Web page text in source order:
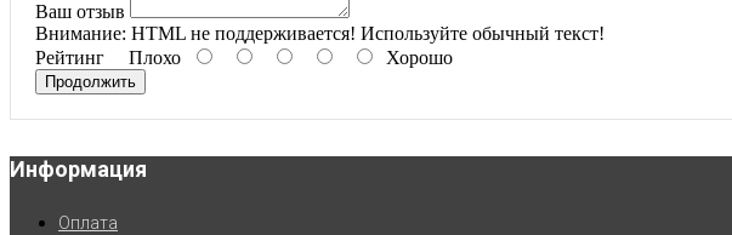
Ваш отзыв
Внимание: HTML не поддерживается! Используйте обычный текст!
Рейтинг Плохо Хорошо
Продолжить
Информация
Оплата